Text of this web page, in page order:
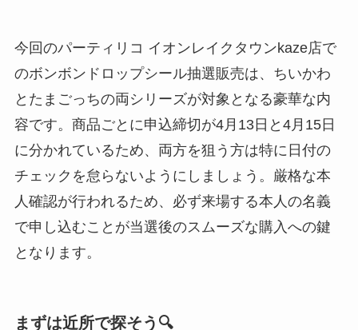
今回のパーティリコ イオンレイクタウンkaze店で
のボンボンドロップシール抽選販売は、ちいかわ
とたまごっちの両シリーズが対象となる豪華な内
容です。商品ごとに申込締切が4月13日と4月15日
に分かれているため、両方を狙う方は特に日付の
チェックを怠らないようにしましょう。厳格な本
人確認が行われるため、必ず来場する本人の名義
で申し込むことが当選後のスムーズな購入への鍵
となります。
まずは近所で探そう🔍